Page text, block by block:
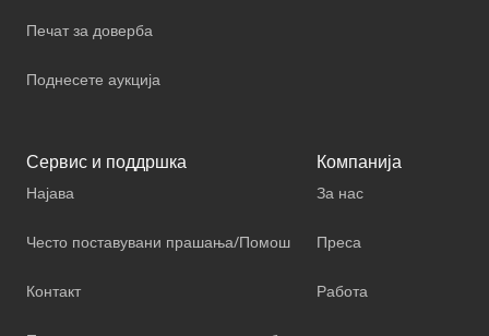
Печат за доверба
Поднесете аукција
Сервис и поддршка
Најава
Често поставувани прашања/Помош
Контакт
Компанија
За нас
Преса
Работа